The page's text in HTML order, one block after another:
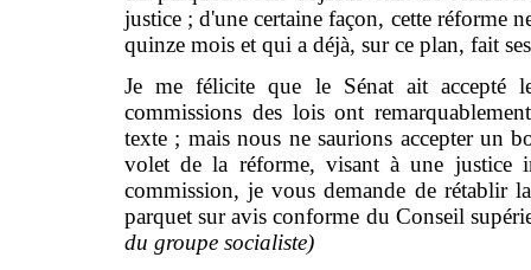
justice ; d'une certaine façon, cette réforme
quinze mois et qui a déjà, sur ce plan, fait
Je me félicite que le Sénat ait accepté
commissions des lois ont
texte ; mais nous ne saurions accepter un
volet de la réforme, visant à une justice
commission, je vous demande de rétablir
parquet sur avis conforme du Conseil
du groupe socialiste)